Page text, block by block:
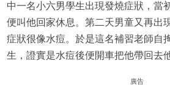
中一名小六男學生出現發燒症狀，當
便叫他回家休息。第二天男童又再出
症狀很像水痘。於是這名補習老師自
生，證實是水痘後便開車把他帶回去
廣告